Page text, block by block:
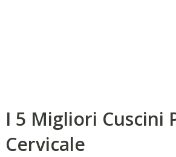
I 5 Migliori Cuscini
Cervicale